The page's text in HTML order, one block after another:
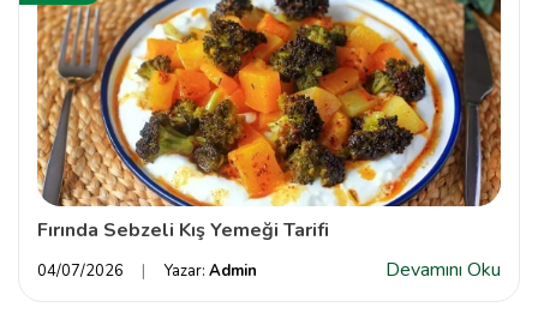
Fırında Sebzeli Kış Yemeği Tarifi
04/07/2026 Yazar: Admin Devamını Oku